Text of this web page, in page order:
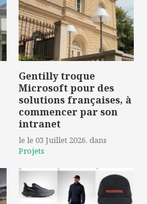
Gentilly troque
Microsoft pour des
solutions françaises, à
commencer par son
intranet
le le 03 Juillet 2026, dans
Projets